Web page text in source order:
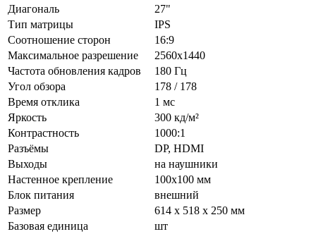
Диагональ
27"
Тип матрицы
IPS
Соотношение сторон
16:9
Максимальное разрешение
2560x1440
Частота обновления кадров
180 Гц
Угол обзора
178 / 178
Время отклика
1 мс
Яркость
300 кд/м²
Контрастность
1000:1
Разъёмы
DP, HDMI
Выходы
на наушники
Настенное крепление
100x100 мм‎
Блок питания
внешний
Размер
614 x 518 x 250 мм
Базовая единица
шт